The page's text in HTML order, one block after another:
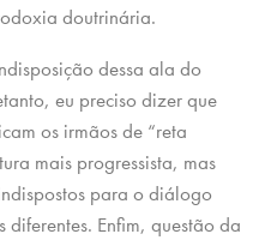
doutrinária.
dessa ala do
eu preciso dizer que
os irmãos de “reta
mais progressista, mas
para o diálogo
Enfim, questão da